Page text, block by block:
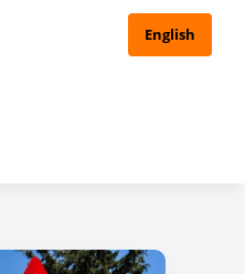
English